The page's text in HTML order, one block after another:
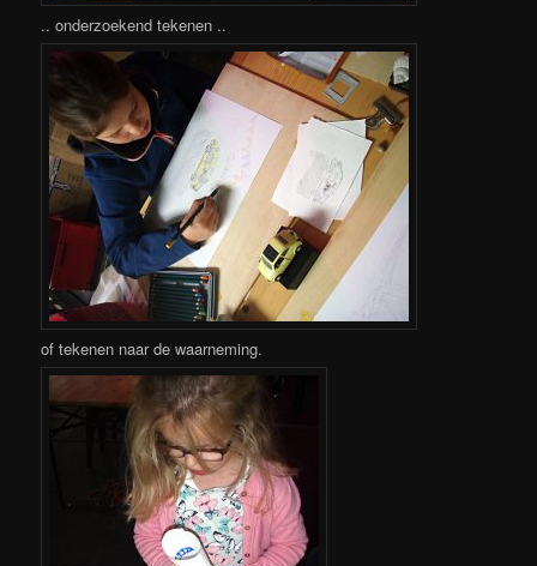
.. onderzoekend tekenen ..
of tekenen naar de waarneming.